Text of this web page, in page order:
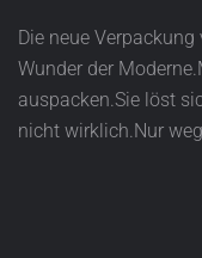
Die neue
Wunder der
auspacken.Sie löst
nicht wirklich.Nur